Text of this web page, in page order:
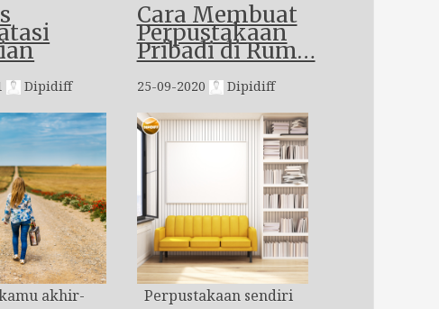
Dipidiff
akhir-
Cara Membuat
Perpustakaan
Pribadi di Rum…
25-09-2020 Dipidiff
Perpustakaan sendiri